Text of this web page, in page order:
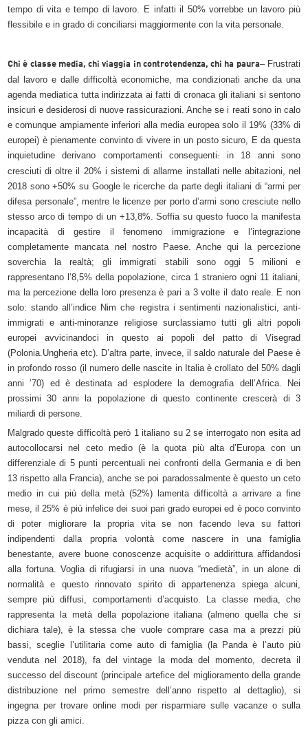
tempo di vita e tempo di lavoro. E infatti il 50% vorrebbe un lavoro più
flessibile e in grado di conciliarsi maggiormente con la vita personale.
Chi è classe media, chi viaggia in controtendenza, chi ha paura– Frustrati
dal lavoro e dalle difficoltà economiche, ma condizionati anche da una
agenda mediatica tutta indirizzata ai fatti di cronaca gli italiani si sentono
insicuri e desiderosi di nuove rassicurazioni. Anche se i reati sono in calo
e comunque ampiamente inferiori alla media europea solo il 19% (33% di
europei) è pienamente convinto di vivere in un posto sicuro, E da questa
inquietudine derivano comportamenti conseguenti:
in 18 anni sono
cresciuti di oltre il 20% i sistemi di allarme installati nelle abitazioni, nel
2018 sono +50% su Google le ricerche da parte degli italiani di “armi per
difesa personale”, mentre le licenze per porto d’armi sono cresciute nello
stesso arco di tempo di un +13,8%. Soffia su questo fuoco la manifesta
incapacità di gestire il fenomeno immigrazione e l’integrazione
completamente mancata nel nostro Paese. Anche qui la percezione
soverchia la realtà; gli immigrati stabili sono oggi 5 milioni e
rappresentano l’8,5% della popolazione, circa 1 straniero ogni 11 italiani,
ma la percezione della loro presenza è pari a 3 volte il dato reale. E non
solo: stando all’indice Nim che registra i sentimenti nazionalistici, anti-
immigrati e anti-minoranze religiose surclassiamo tutti gli altri popoli
europei avvicinandoci in questo ai popoli del patto di Visegrad
(Polonia.Ungheria etc). D’altra parte, invece, il saldo naturale del Paese è
in profondo rosso (il numero delle nascite in Italia è crollato del 50% dagli
anni ’70) ed è destinata ad esplodere la demografia dell’Africa. Nei
prossimi 30 anni la popolazione di questo continente crescerà di 3
miliardi di persone.
Malgrado queste difficoltà però 1 italiano su 2 se interrogato non esita ad
autocollocarsi nel ceto medio (è la quota più alta d’Europa con un
differenziale di 5 punti percentuali nei confronti della Germania e di ben
13 rispetto alla Francia), anche se poi paradossalmente è questo un ceto
medio in cui più della metà (52%) lamenta difficoltà a arrivare a fine
mese, il 25% è più infelice dei suoi pari grado europei ed è poco convinto
di poter migliorare la propria vita se non facendo leva su fattori
indipendenti dalla propria volontà come nascere in una famiglia
benestante, avere buone conoscenze acquisite o addirittura affidandosi
alla fortuna. Voglia di rifugiarsi in una nuova “medietà”, in un alone di
normalità e questo rinnovato spirito di appartenenza spiega alcuni,
sempre più diffusi, comportamenti d’acquisto. La classe media, che
rappresenta la metà della popolazione italiana (almeno quella che si
dichiara tale), è la stessa che vuole comprare casa ma a prezzi più
bassi, sceglie l’utilitaria come auto di famiglia (la Panda è l’auto più
venduta nel 2018), fa del vintage la moda del momento, decreta il
successo del discount (principale artefice del miglioramento della grande
distribuzione nel primo semestre dell’anno rispetto al dettaglio), si
ingegna per trovare online modi per risparmiare sulle vacanze o sulla
pizza con gli amici.